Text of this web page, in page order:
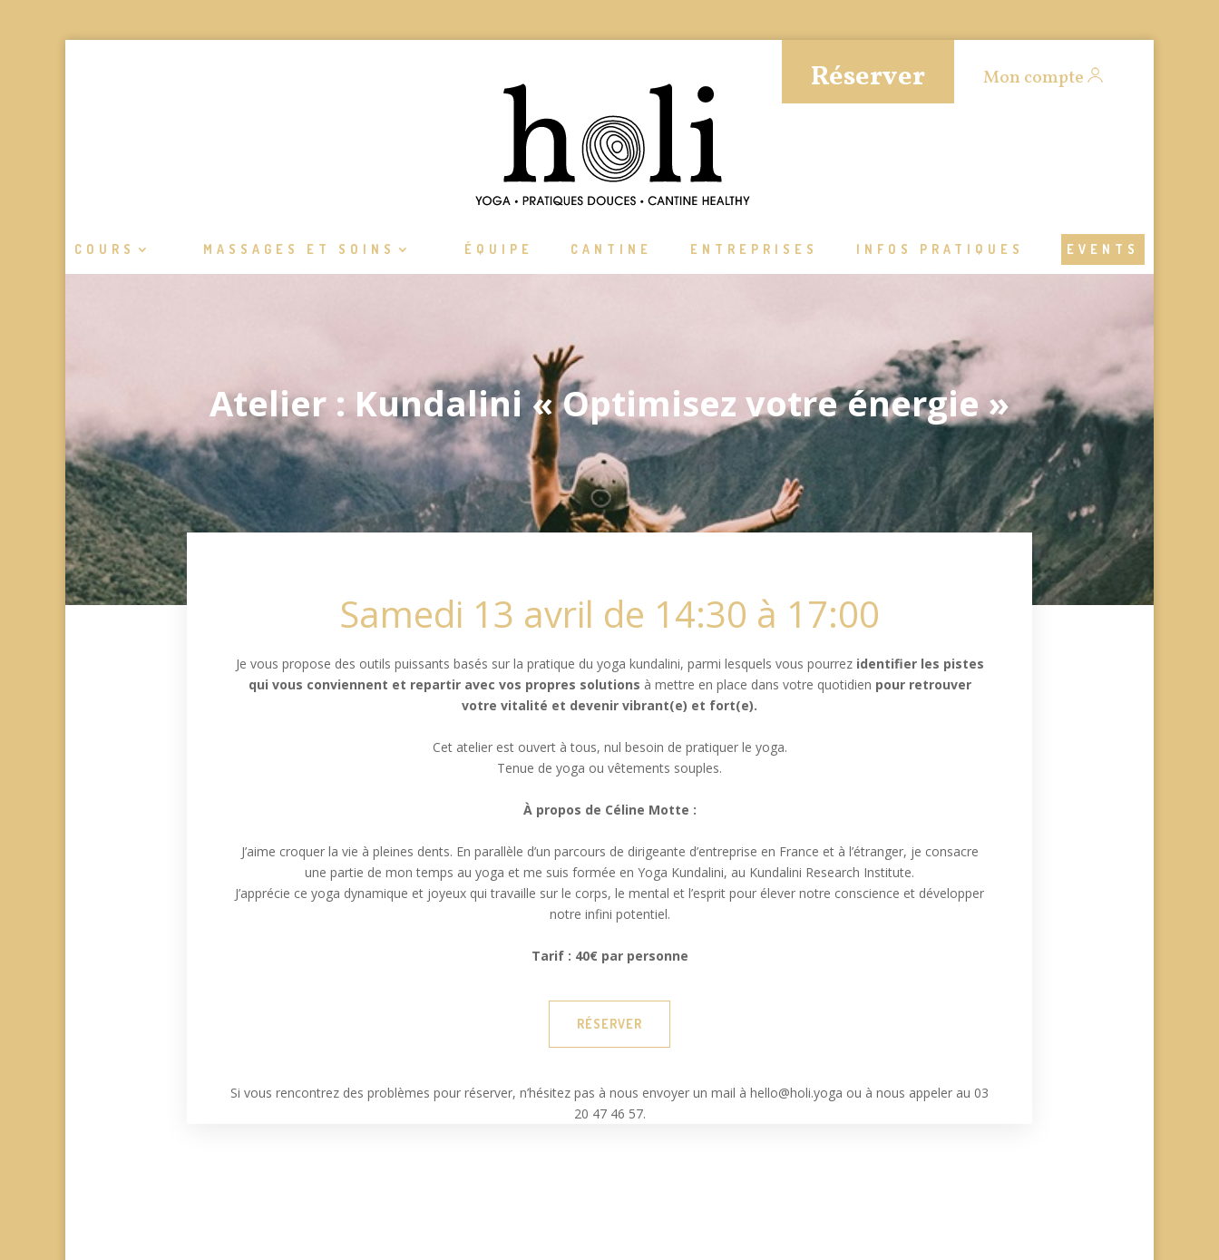
Réserver Mon compte
COURS MASSAGES ET SOINS ÉQUIPE CANTINE ENTREPRISES INFOS PRATIQUES EVENTS
Atelier : Kundalini « Optimisez votre énergie »
Samedi 13 avril de 14:30 à 17:00
Je vous propose des outils puissants basés sur la pratique du yoga kundalini, parmi lesquels vous pourrez identifier les pistes
qui vous conviennent et repartir avec vos propres solutions à mettre en place dans votre quotidien pour retrouver
votre vitalité et devenir vibrant(e) et fort(e).
Cet atelier est ouvert à tous, nul besoin de pratiquer le yoga.
Tenue de yoga ou vêtements souples.
À propos de Céline Motte :
J’aime croquer la vie à pleines dents. En parallèle d’un parcours de dirigeante d’entreprise en France et à l’étranger, je consacre
une partie de mon temps au yoga et me suis formée en Yoga Kundalini, au Kundalini Research Institute.
J’apprécie ce yoga dynamique et joyeux qui travaille sur le corps, le mental et l’esprit pour élever notre conscience et développer
notre infini potentiel.
Tarif : 40€ par personne
RÉSERVER
Si vous rencontrez des problèmes pour réserver, n’hésitez pas à nous envoyer un mail à hello@holi.yoga ou à nous appeler au 03
20 47 46 57.